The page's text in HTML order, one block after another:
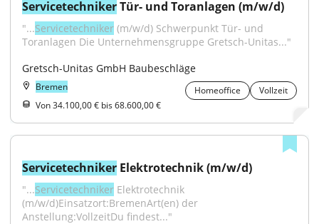
Servicetechniker Tür- und Toranlagen (m/w/d)
"...Servicetechniker (m/w/d) Schwerpunkt Tür- und
Toranlagen Die Unternehmensgruppe Gretsch-Unitas..."
Gretsch-Unitas GmbH Baubeschläge
Bremen Homeoffice
Vollzeit
Von 34.100,00 € bis 68.600,00 €
Servicetechniker Elektrotechnik (m/w/d)
"...Servicetechniker Elektrotechnik
(m/w/d)Einsatzort:BremenArt(en) der
Anstellung:VollzeitDu findest..."